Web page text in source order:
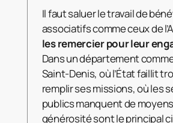
Il faut saluer le travail de
associatifs comme ceux de
les remercier pour leur
Dans un département
Saint-Denis, où l’État faillit
remplir ses missions, où les
publics manquent de
générosité sont le principal